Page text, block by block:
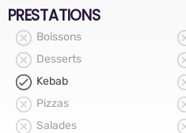
PRESTATIONS
Boissons
Desserts
Kebab
Pizzas
Salades